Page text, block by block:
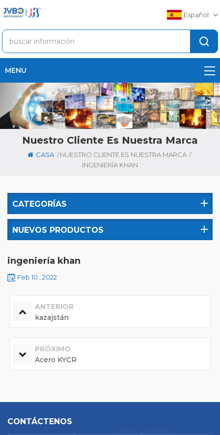
Español
MENU
Nuestro Cliente Es Nuestra Marca
CASA / NUESTRO CLIENTE ES NUESTRA MARCA /
INGENIERÍA KHAN
CATEGORÍAS
NUEVOS PRODUCTOS
ingeniería khan
Feb 10 , 2022
ANTERIOR
kazajstán
PRÓXIMO
Acero KYCR
CONTÁCTENOS